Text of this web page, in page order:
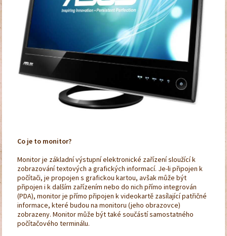
Co je to monitor?
Monitor je základní výstupní elektronické zařízení sloužící k
zobrazování textových a grafických informací. Je-li připojen k
počítači, je propojen s grafickou kartou, avšak může být
připojen i k dalším zařízením nebo do nich přímo integrován
(PDA), monitor je přímo připojen k videokartě zasílající patřičné
informace, které budou na monitoru (jeho obrazovce)
zobrazeny. Monitor může být také součástí samostatného
počítačového terminálu.